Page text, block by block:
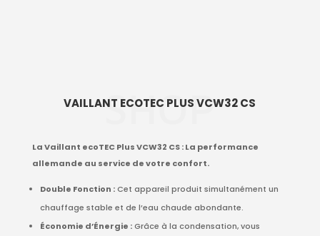
SHOP
VAILLANT ECOTEC PLUS VCW32 CS
La Vaillant ecoTEC Plus VCW32 CS : La performance
allemande au service de votre confort.
Double Fonction :Cet appareil produit simultanément un
chauffage stable et de l’eau chaude abondante.
Économie d’Énergie :Grâce à la condensation, vous